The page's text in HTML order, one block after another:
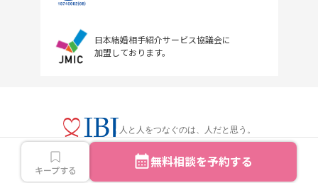
キープする 無料相談を予約する
日本結婚相手紹介サービス協議会に
加盟しております。
人と人をつなぐのは、人だと思う。